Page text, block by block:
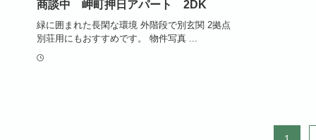
商談中 岬町押日アパート 2DK
緑に囲まれた長閑な環境 外階段で別玄関 2拠点
別荘用にもおすすめです。 物件写真 ...